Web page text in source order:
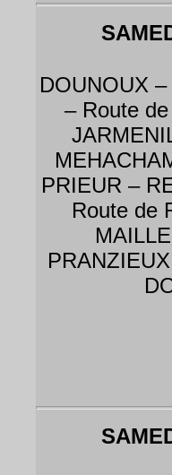
DOUNOUX
– Route
PRIEUR –
Route de